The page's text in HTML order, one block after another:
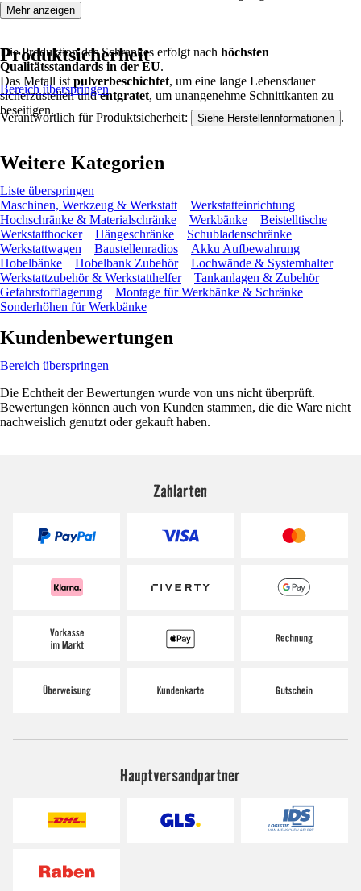
Die Produktion des Schrankes erfolgt nach höchsten
Qualitätsstandards in der EU.
Das Metall ist pulverbeschichtet, um eine lange Lebensdauer
sicherzustellen undentgratet, um unangenehme Schnittkanten zu
beseitigen.
Mehr anzeigen
Produktsicherheit
Bereich überspringen
Verantwortlich für Produktsicherheit: Siehe Herstellerinformationen .
Weitere Kategorien
Liste überspringen
Maschinen, Werkzeug & Werkstatt
Werkstatteinrichtung
Hochschränke & Materialschränke
Werkbänke
Beistelltische
Werkstatthocker
Hängeschränke
Schubladenschränke
Werkstattwagen
Baustellenradios
Akku Aufbewahrung
Hobelbänke
Hobelbank Zubehör
Lochwände & Systemhalter
Werkstattzubehör & Werkstatthelfer
Tankanlagen & Zubehör
Gefahrstofflagerung
Montage für Werkbänke & Schränke
Sonderhöhen für Werkbänke
Kundenbewertungen
Bereich überspringen
Die Echtheit der Bewertungen wurde von uns nicht überprüft.
Bewertungen können auch von Kunden stammen, die die Ware nicht
nachweislich genutzt oder gekauft haben.
Zahlarten
Hauptversandpartner